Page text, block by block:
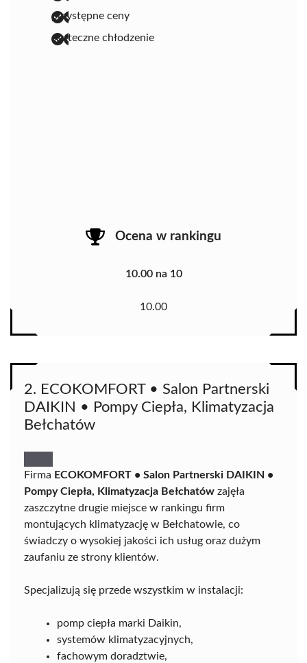
przystępne ceny
skuteczne chłodzenie
Ocena w rankingu
10.00 na 10
10.00
2. ECOKOMFORT • Salon Partnerski
DAIKIN • Pompy Ciepła, Klimatyzacja
Bełchatów
Firma ECOKOMFORT • Salon Partnerski DAIKIN •
Pompy Ciepła, Klimatyzacja Bełchatów zajęła
zaszczytne drugie miejsce w rankingu firm
montujących klimatyzację w Bełchatowie, co
świadczy o wysokiej jakości ich usług oraz dużym
zaufaniu ze strony klientów.
Specjalizują się przede wszystkim w instalacji:
pomp ciepła marki Daikin,
systemów klimatyzacyjnych,
fachowym doradztwie,